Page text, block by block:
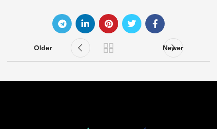
Newer
Older